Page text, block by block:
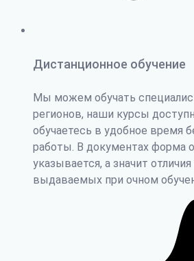
Дистанционное обучение
Мы можем обучать
регионов, наши курсы
обучаетесь в удобное время
работы. В документах форма
указывается, а значит
выдаваемых при очном